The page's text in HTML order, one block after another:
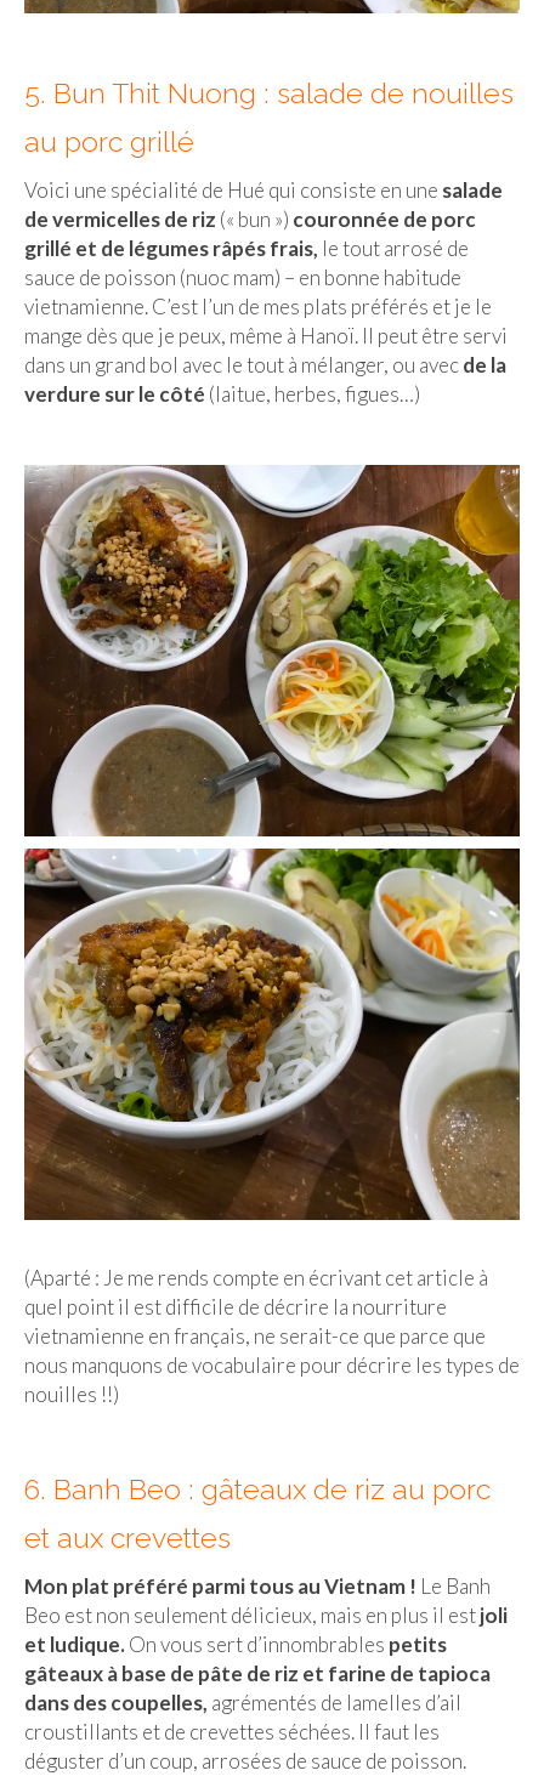
Restos japonais
Restos vietnamiens
5. Bun Thit Nuong : salade de nouilles
au porc grillé
Voici une spécialité de Hué qui consiste en une salade
de vermicelles de riz (« bun ») couronnée de porc
grillé et de légumes râpés frais, le tout arrosé de
sauce de poisson (nuoc mam) – en bonne habitude
vietnamienne. C’est l’un de mes plats préférés et je le
mange dès que je peux, même à Hanoï. Il peut être servi
dans un grand bol avec le tout à mélanger, ou avecde la
verdure sur le côté (laitue, herbes, figues…)
(Aparté : Je me rends compte en écrivant cet article à
quel point il est difficile de décrire la nourriture
vietnamienne en français, ne serait-ce que parce que
nous manquons de vocabulaire pour décrire les types de
nouilles !!)
6. Banh Beo : gâteaux de riz au porc
et aux crevettes
Mon plat préféré parmi tous au Vietnam ! Le Banh
Beo est non seulement délicieux, mais en plus il estjoli
et ludique.On vous sert d’innombrables petits
gâteaux à base de pâte de riz et farine de tapioca
dans des coupelles, agrémentés de lamelles d’ail
croustillants et de crevettes séchées. Il faut les
déguster d’un coup, arrosées de sauce de poisson.